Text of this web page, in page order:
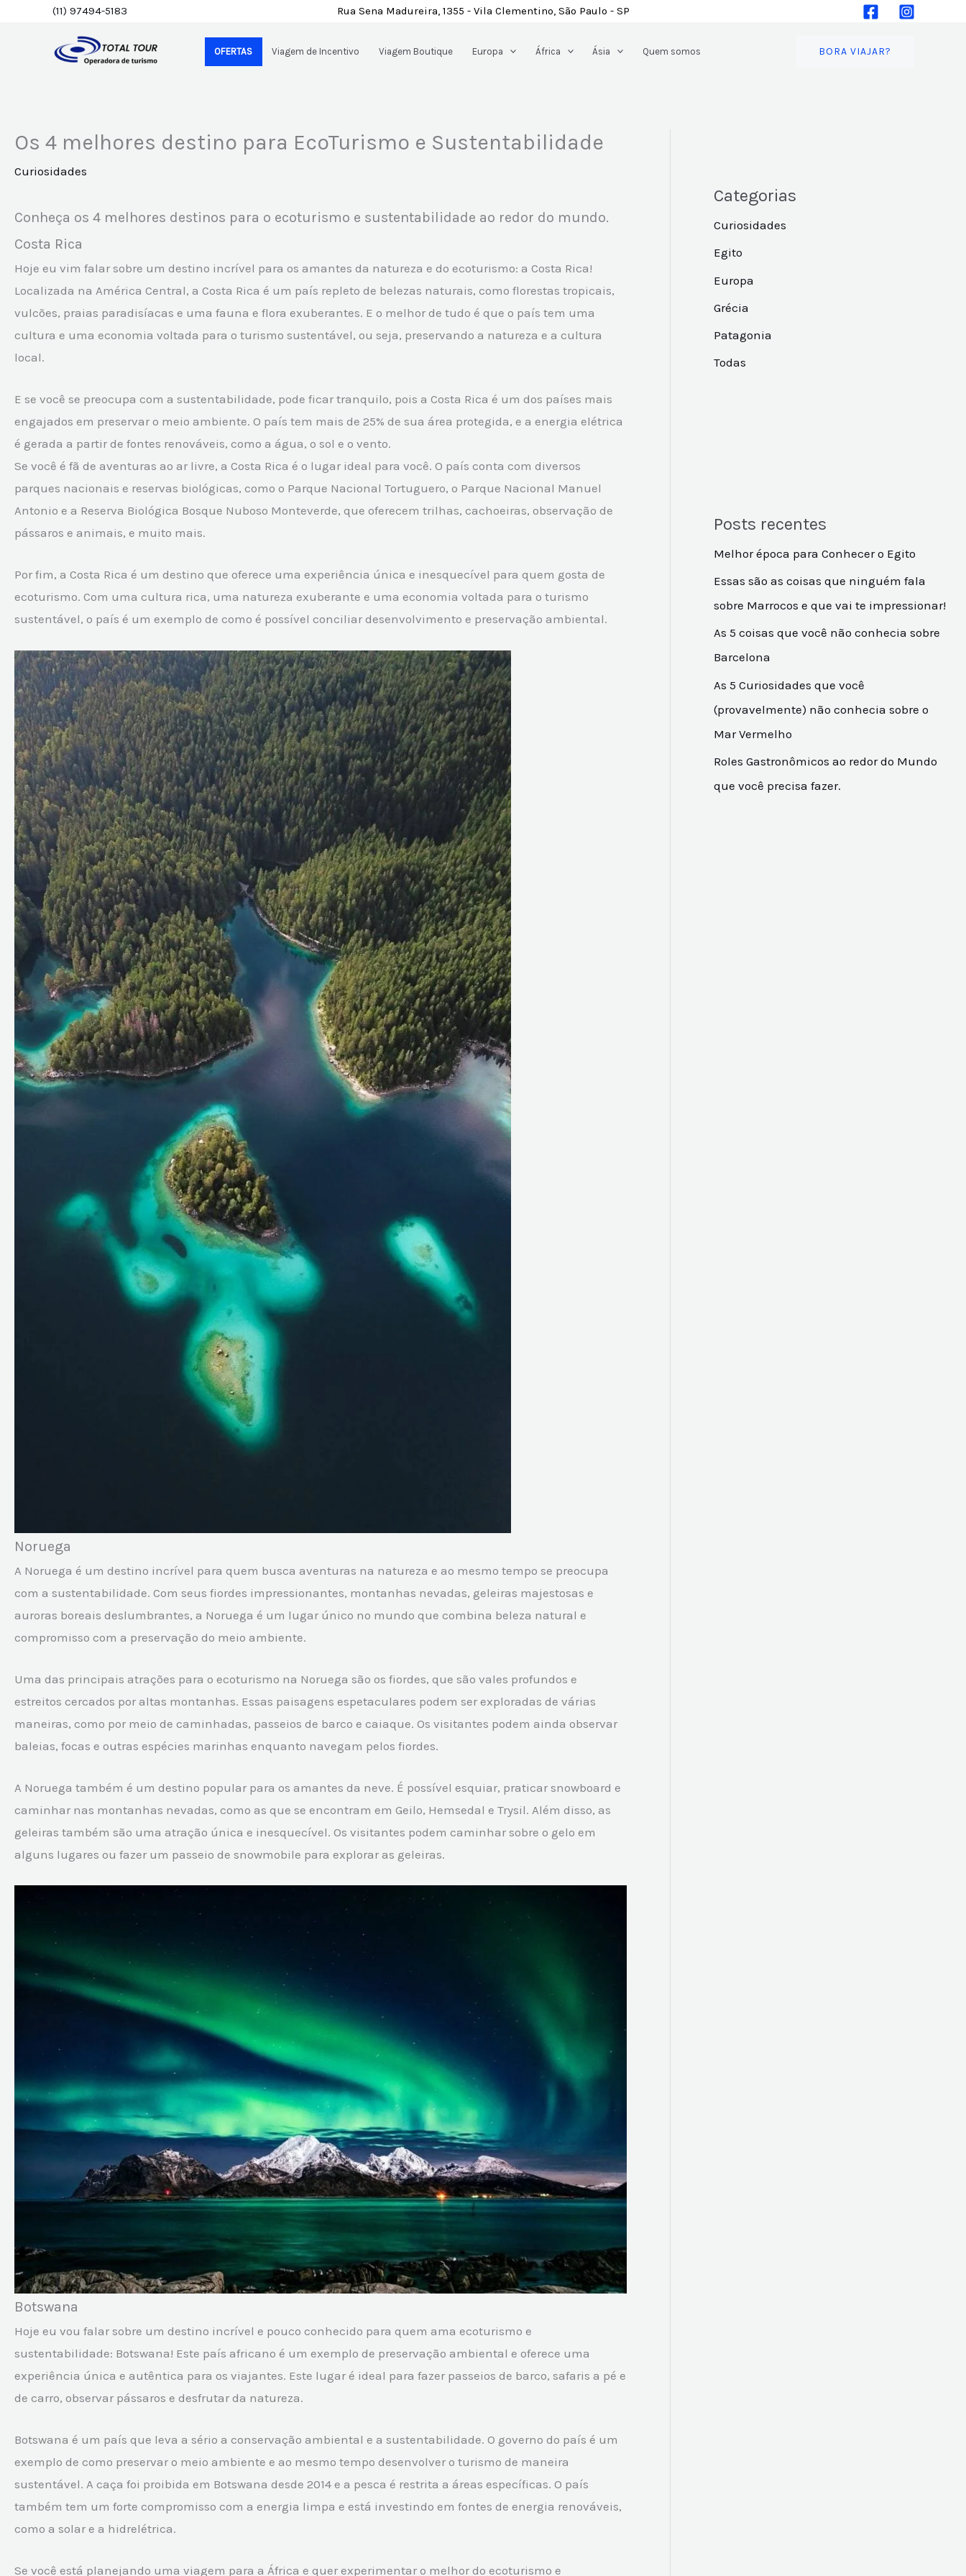
(11) 97494-5183 Rua Sena Madureira, 1355 - Vila Clementino, São Paulo - SP
OFERTAS Viagem de Incentivo Viagem Boutique Europa África Ásia Quem somos BORA VIAJAR?
Os 4 melhores destino para EcoTurismo e Sustentabilidade
Curiosidades
Conheça os 4 melhores destinos para o ecoturismo e sustentabilidade ao redor do mundo.
Costa Rica
Hoje eu vim falar sobre um destino incrível para os amantes da natureza e do ecoturismo: a Costa Rica!
Localizada na América Central, a Costa Rica é um país repleto de belezas naturais, como florestas tropicais,
vulcões, praias paradisíacas e uma fauna e flora exuberantes. E o melhor de tudo é que o país tem uma
cultura e uma economia voltada para o turismo sustentável, ou seja, preservando a natureza e a cultura
local.
E se você se preocupa com a sustentabilidade, pode ficar tranquilo, pois a Costa Rica é um dos países mais
engajados em preservar o meio ambiente. O país tem mais de 25% de sua área protegida, e a energia elétrica
é gerada a partir de fontes renováveis, como a água, o sol e o vento.
Se você é fã de aventuras ao ar livre, a Costa Rica é o lugar ideal para você. O país conta com diversos
parques nacionais e reservas biológicas, como o Parque Nacional Tortuguero, o Parque Nacional Manuel
Antonio e a Reserva Biológica Bosque Nuboso Monteverde, que oferecem trilhas, cachoeiras, observação de
pássaros e animais, e muito mais.
Por fim, a Costa Rica é um destino que oferece uma experiência única e inesquecível para quem gosta de
ecoturismo. Com uma cultura rica, uma natureza exuberante e uma economia voltada para o turismo
sustentável, o país é um exemplo de como é possível conciliar desenvolvimento e preservação ambiental.
Noruega
A Noruega é um destino incrível para quem busca aventuras na natureza e ao mesmo tempo se preocupa
com a sustentabilidade. Com seus fiordes impressionantes, montanhas nevadas, geleiras majestosas e
auroras boreais deslumbrantes, a Noruega é um lugar único no mundo que combina beleza natural e
compromisso com a preservação do meio ambiente.
Uma das principais atrações para o ecoturismo na Noruega são os fiordes, que são vales profundos e
estreitos cercados por altas montanhas. Essas paisagens espetaculares podem ser exploradas de várias
maneiras, como por meio de caminhadas, passeios de barco e caiaque. Os visitantes podem ainda observar
baleias, focas e outras espécies marinhas enquanto navegam pelos fiordes.
A Noruega também é um destino popular para os amantes da neve. É possível esquiar, praticar snowboard e
caminhar nas montanhas nevadas, como as que se encontram em Geilo, Hemsedal e Trysil. Além disso, as
geleiras também são uma atração única e inesquecível. Os visitantes podem caminhar sobre o gelo em
alguns lugares ou fazer um passeio de snowmobile para explorar as geleiras.
Botswana
Hoje eu vou falar sobre um destino incrível e pouco conhecido para quem ama ecoturismo e
sustentabilidade: Botswana! Este país africano é um exemplo de preservação ambiental e oferece uma
experiência única e autêntica para os viajantes. Este lugar é ideal para fazer passeios de barco, safaris a pé e
de carro, observar pássaros e desfrutar da natureza.
Botswana é um país que leva a sério a conservação ambiental e a sustentabilidade. O governo do país é um
exemplo de como preservar o meio ambiente e ao mesmo tempo desenvolver o turismo de maneira
sustentável. A caça foi proibida em Botswana desde 2014 e a pesca é restrita a áreas específicas. O país
também tem um forte compromisso com a energia limpa e está investindo em fontes de energia renováveis,
como a solar e a hidrelétrica.
Se você está planejando uma viagem para a África e quer experimentar o melhor do ecoturismo e
Categorias
Curiosidades
Egito
Europa
Grécia
Patagonia
Todas
Posts recentes
Melhor época para Conhecer o Egito
Essas são as coisas que ninguém fala
sobre Marrocos e que vai te impressionar!
As 5 coisas que você não conhecia sobre
Barcelona
As 5 Curiosidades que você
(provavelmente) não conhecia sobre o
Mar Vermelho
Roles Gastronômicos ao redor do Mundo
que você precisa fazer.